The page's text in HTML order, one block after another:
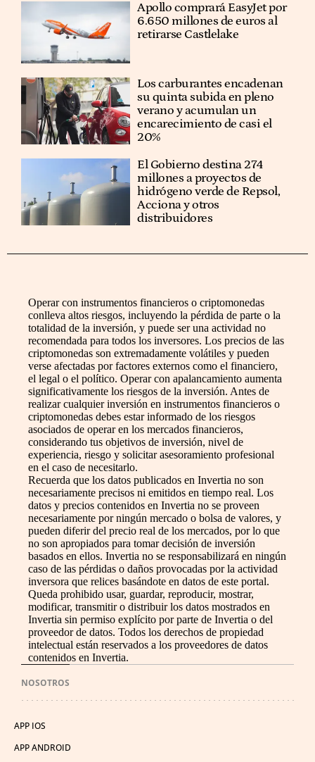
Apollo comprará EasyJet por
6.650 millones de euros al
retirarse Castlelake
Los carburantes encadenan
su quinta subida en pleno
verano y acumulan un
encarecimiento de casi el
20%
El Gobierno destina 274
millones a proyectos de
hidrógeno verde de Repsol,
Acciona y otros
distribuidores
Operar con instrumentos financieros o criptomonedas
conlleva altos riesgos, incluyendo la pérdida de parte o la
totalidad de la inversión, y puede ser una actividad no
recomendada para todos los inversores. Los precios de las
criptomonedas son extremadamente volátiles y pueden
verse afectadas por factores externos como el financiero,
el legal o el político. Operar con apalancamiento aumenta
significativamente los riesgos de la inversión. Antes de
realizar cualquier inversión en instrumentos financieros o
criptomonedas debes estar informado de los riesgos
asociados de operar en los mercados financieros,
considerando tus objetivos de inversión, nivel de
experiencia, riesgo y solicitar asesoramiento profesional
en el caso de necesitarlo.
Recuerda que los datos publicados en Invertia no son
necesariamente precisos ni emitidos en tiempo real. Los
datos y precios contenidos en Invertia no se proveen
necesariamente por ningún mercado o bolsa de valores, y
pueden diferir del precio real de los mercados, por lo que
no son apropiados para tomar decisión de inversión
basados en ellos. Invertia no se responsabilizará en ningún
caso de las pérdidas o daños provocadas por la actividad
inversora que relices basándote en datos de este portal.
Queda prohibido usar, guardar, reproducir, mostrar,
modificar, transmitir o distribuir los datos mostrados en
Invertia sin permiso explícito por parte de Invertia o del
proveedor de datos. Todos los derechos de propiedad
intelectual están reservados a los proveedores de datos
contenidos en Invertia.
NOSOTROS
APP IOS
APP ANDROID